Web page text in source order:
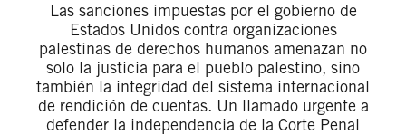
Las sanciones impuestas por el gobierno de
Estados Unidos contra organizaciones
palestinas de derechos humanos amenazan no
solo la justicia para el pueblo palestino, sino
también la integridad del sistema internacional
de rendición de cuentas. Un llamado urgente a
defender la independencia de la Corte Penal